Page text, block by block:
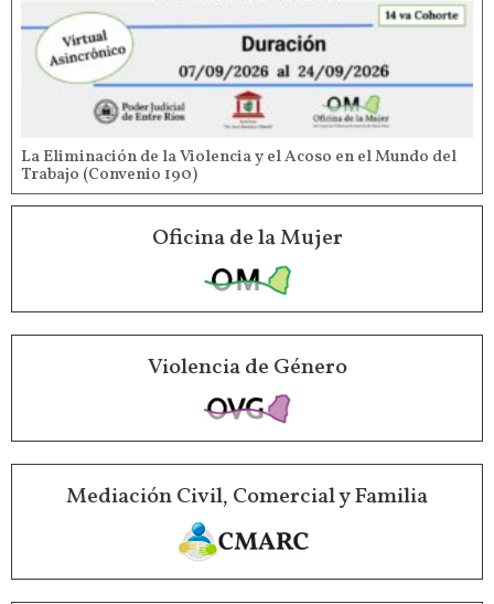
La Eliminación de la Violencia y el Acoso en el Mundo del
Trabajo (Convenio 190)
Oficina de la Mujer
Violencia de Género
Mediación Civil, Comercial y Familia